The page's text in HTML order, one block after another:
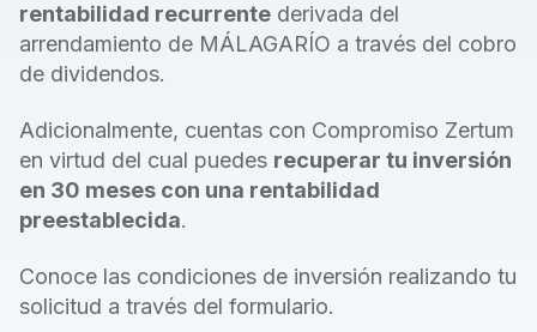
rentabilidad recurrente derivada del
arrendamiento de MÁLAGARÍO a través del cobro
de dividendos.
Adicionalmente, cuentas con Compromiso Zertum
en virtud del cual puedes recuperar tu inversión
en 30 meses con una rentabilidad
preestablecida.
Conoce las condiciones de inversión realizando tu
solicitud a través del formulario.